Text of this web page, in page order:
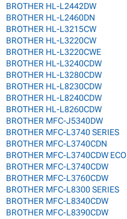
BROTHER HL-L2442DW
BROTHER HL-L2460DN
BROTHER HL-L3215CW
BROTHER HL-L3220CW
BROTHER HL-L3220CWE
BROTHER HL-L3240CDW
BROTHER HL-L3280CDW
BROTHER HL-L8230CDW
BROTHER HL-L8240CDW
BROTHER HL-L8260CDW
BROTHER MFC-J5340DW
BROTHER MFC-L3740 SERIES
BROTHER MFC-L3740CDN
BROTHER MFC-L3740CDW ECO
BROTHER MFC-L3740CDW
BROTHER MFC-L3760CDW
BROTHER MFC-L8300 SERIES
BROTHER MFC-L8340CDW
BROTHER MFC-L8390CDW